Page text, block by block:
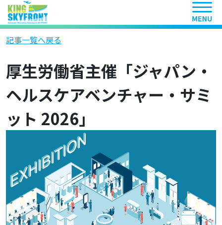
ヘッ
記事一覧へ戻る
厚生労働省主催「ジャパン・
ヘルスケアベンチャー・サミ
ット 2026」